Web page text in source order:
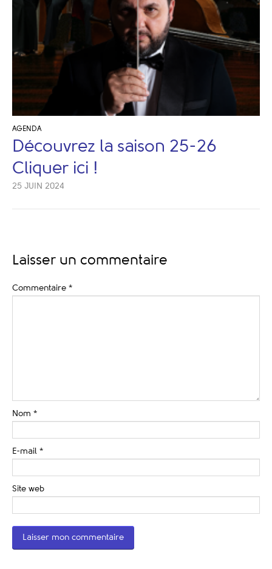
AGENDA
Découvrez la saison 25-26
Cliquer ici !
25 JUIN 2024
Laisser un commentaire
Commentaire *
Nom *
E-mail *
Site web